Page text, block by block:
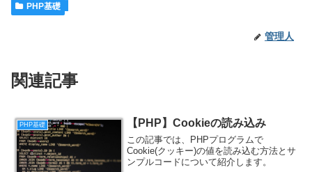
PHP基礎
管理人
関連記事
PHP基礎 【PHP】Cookieの読み込み
この記事では、PHPプログラムで
Cookie(クッキー)の値を読み込む方法とサ
ンプルコードについて紹介します。